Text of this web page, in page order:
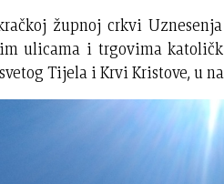
župnoj crkvi
ulicama i trgovima
Tijela i Krvi Kristove, u